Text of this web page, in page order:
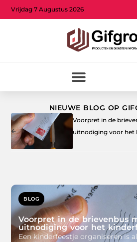
Vrijdag 7 Augustus 2026
NIEUWE BLOG OP
Voorpret in de
uitnodiging voor het
BLOG
Voorpret in de brievenbus
uitnodiging voor het
Een kinderfeestje organiseren is